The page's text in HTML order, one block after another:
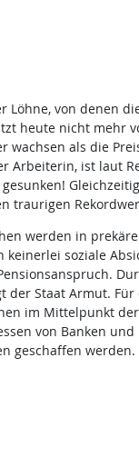
Löhne, von denen
heute nicht mehr
wachsen als die
Arbeiterin, ist laut
traurigen
werden in
keinerlei soziale
der Staat Armut. Für
im Mittelpunkt
von Banken und
geschaffen werden.